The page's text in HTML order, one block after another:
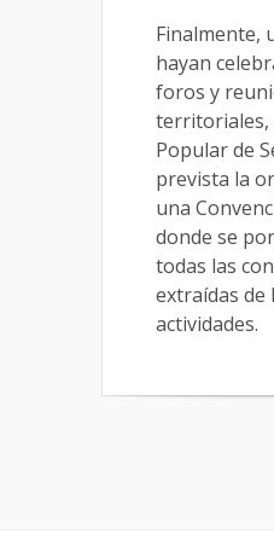
Finalmente,
hayan
foros y
territoriales,
Popular de
prevista la
una
donde se
todas las
extraídas de
actividades.